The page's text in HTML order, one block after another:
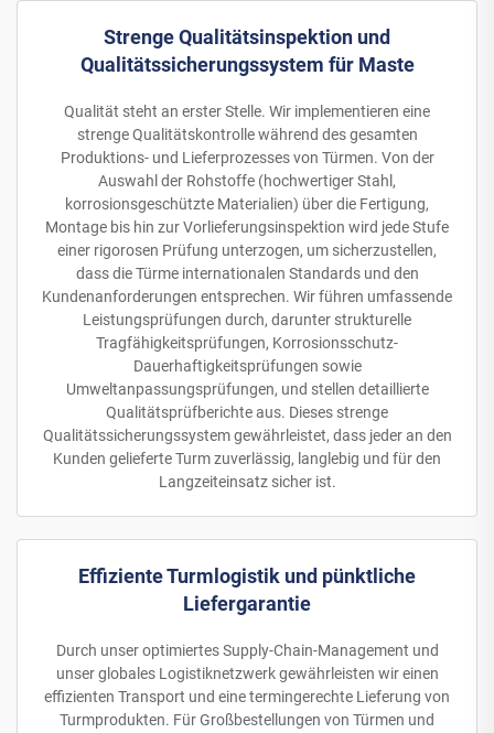
Strenge Qualitätsinspektion und
Qualitätssicherungssystem für Maste
Qualität steht an erster Stelle. Wir implementieren eine
strenge Qualitätskontrolle während des gesamten
Produktions- und Lieferprozesses von Türmen. Von der
Auswahl der Rohstoffe (hochwertiger Stahl,
korrosionsgeschützte Materialien) über die Fertigung,
Montage bis hin zur Vorlieferungsinspektion wird jede Stufe
einer rigorosen Prüfung unterzogen, um sicherzustellen,
dass die Türme internationalen Standards und den
Kundenanforderungen entsprechen. Wir führen umfassende
Leistungsprüfungen durch, darunter strukturelle
Tragfähigkeitsprüfungen, Korrosionsschutz-
Dauerhaftigkeitsprüfungen sowie
Umweltanpassungsprüfungen, und stellen detaillierte
Qualitätsprüfberichte aus. Dieses strenge
Qualitätssicherungssystem gewährleistet, dass jeder an den
Kunden gelieferte Turm zuverlässig, langlebig und für den
Langzeiteinsatz sicher ist.
Effiziente Turmlogistik und pünktliche
Liefergarantie
Durch unser optimiertes Supply-Chain-Management und
unser globales Logistiknetzwerk gewährleisten wir einen
effizienten Transport und eine termingerechte Lieferung von
Turmprodukten. Für Großbestellungen von Türmen und